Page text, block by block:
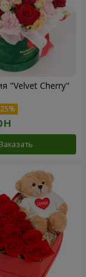
"Velvet Cherry"
Заказать